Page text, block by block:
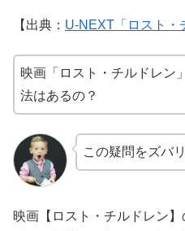
【出典： U-NEXT「ロスト・
映画「ロスト・チルドレン
法はあるの？
この疑問をズバ
映画【ロスト・チルドレン